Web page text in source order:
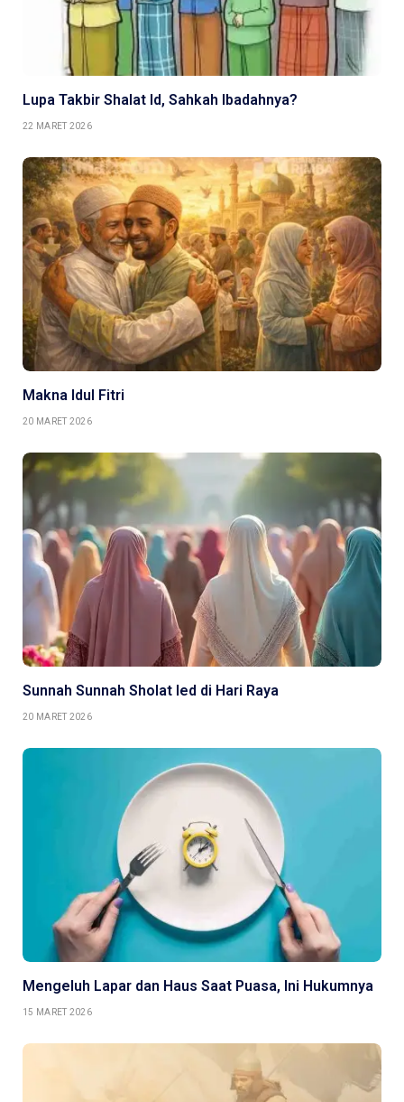
Lupa Takbir Shalat Id, Sahkah Ibadahnya?
22 MARET 2026
Makna Idul Fitri
20 MARET 2026
Sunnah Sunnah Sholat Ied di Hari Raya
20 MARET 2026
Mengeluh Lapar dan Haus Saat Puasa, Ini Hukumnya
15 MARET 2026